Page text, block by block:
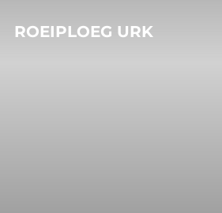
naarROEIPLOEG URK